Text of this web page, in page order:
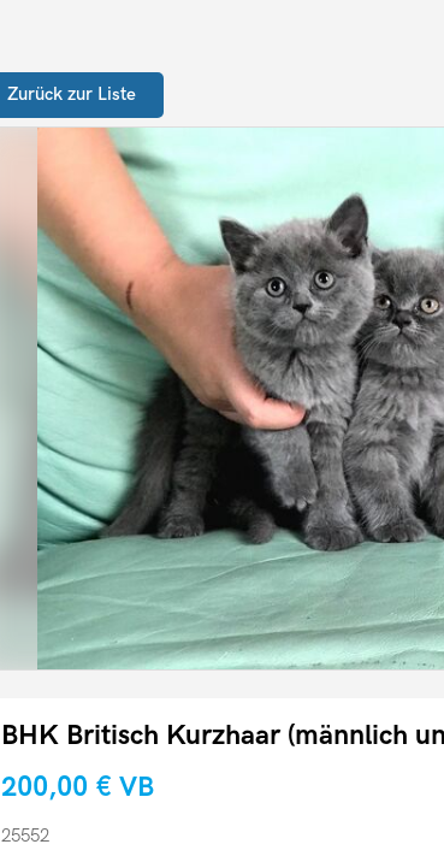
Zurück zur Liste
BHK Britisch Kurzhaar (männlich
200,00 € VB
25552